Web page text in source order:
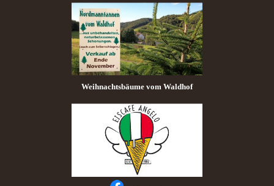
Weihnachtsbäume vom Waldhof